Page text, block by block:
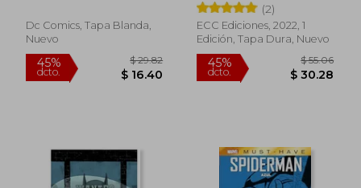
Dc Comics, Tapa Blanda,
Nuevo
(2)
ECC Ediciones, 2022, 1
Edición, Tapa Dura, Nuevo